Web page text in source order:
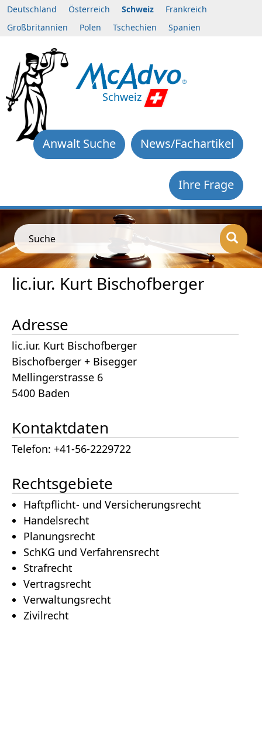
Deutschland Österreich Schweiz
Frankreich
Großbritannien
Polen Tschechien Spanien
Schweiz
News/Fachartikel
Anwalt Suche
Ihre Frage
Suche
lic.iur. Kurt Bischofberger
Adresse
lic.iur. Kurt Bischofberger
Bischofberger + Bisegger
Mellingerstrasse 6
5400 Baden
Kontaktdaten
Telefon: +41-56-2229722
Rechtsgebiete
Haftpflicht- und Versicherungsrecht
Handelsrecht
Planungsrecht
SchKG und Verfahrensrecht
Strafrecht
Vertragsrecht
Verwaltungsrecht
Zivilrecht